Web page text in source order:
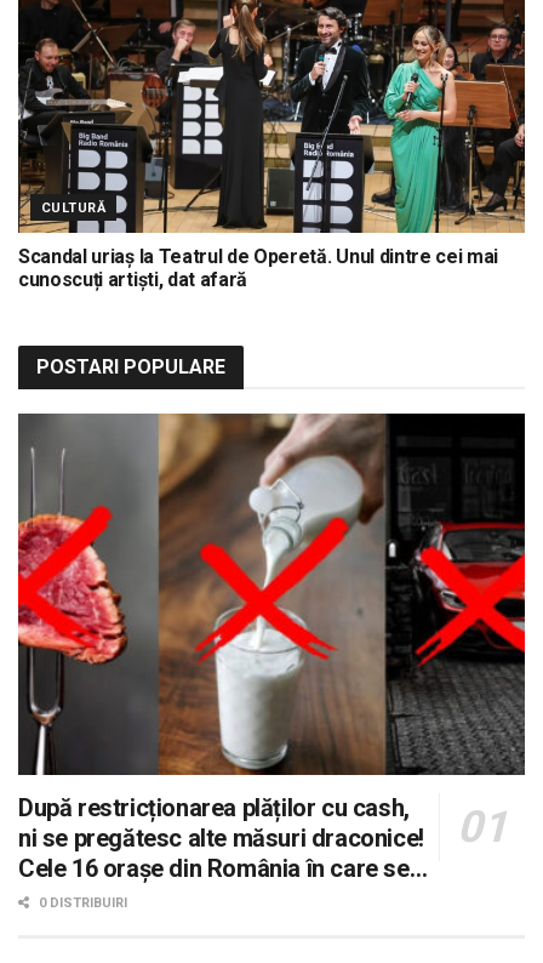
CULTURĂ
Scandal uriaș la Teatrul de Operetă. Unul dintre cei mai
cunoscuți artiști, dat afară
POSTARI POPULARE
După restricționarea plăților cu cash,
ni se pregătesc alte măsuri draconice!
Cele 16 orașe din România în care se
dorește aplicarea sistemului 0 carne, 0
0 DISTRIBUIRI